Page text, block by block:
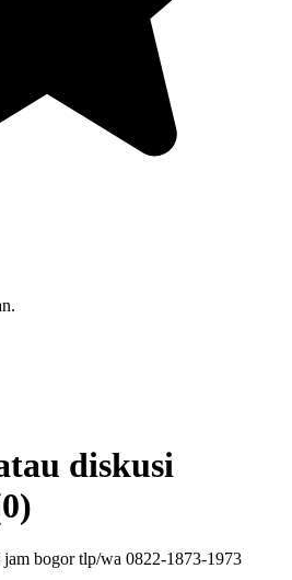
diskusi
0)
bogor tlp/wa 0822-1873-1973